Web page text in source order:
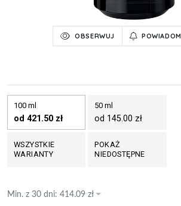
OBSERWUJ POWIADOM
100 ml
od 421.50 zł
50 ml
od 145.00 zł
WSZYSTKIE
WARIANTY
POKAŻ
NIEDOSTĘPNE
Min. z 30 dni: 414.09 zł